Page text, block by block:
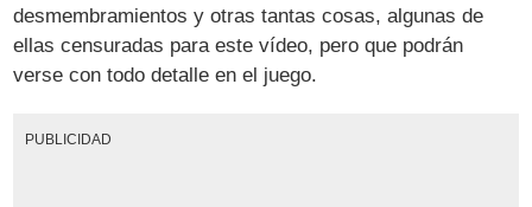
desmembramientos y otras tantas cosas, algunas de
ellas censuradas para este vídeo, pero que podrán
verse con todo detalle en el juego.
PUBLICIDAD